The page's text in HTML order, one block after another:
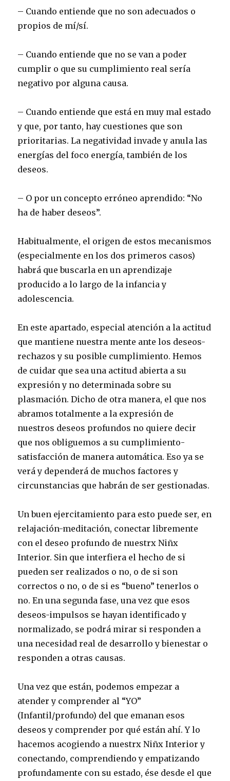
– Cuando entiende que no son adecuados o
propios de mí/sí.
– Cuando entiende que no se van a poder
cumplir o que su cumplimiento real sería
negativo por alguna causa.
– Cuando entiende que está en muy mal estado
y que, por tanto, hay cuestiones que son
prioritarias. La negatividad invade y anula las
energías del foco energía, también de los
deseos.
– O por un concepto erróneo aprendido: “No
ha de haber deseos”.
Habitualmente, el origen de estos mecanismos
(especialmente en los dos primeros casos)
habrá que buscarla en un aprendizaje
producido a lo largo de la infancia y
adolescencia.
En este apartado, especial atención a la actitud
que mantiene nuestra mente ante los deseos-
rechazos y su posible cumplimiento. Hemos
de cuidar que sea una actitud abierta a su
expresión y no determinada sobre su
plasmación. Dicho de otra manera, el que nos
abramos totalmente a la expresión de
nuestros deseos profundos no quiere decir
que nos obliguemos a su cumplimiento-
satisfacción de manera automática. Eso ya se
verá y dependerá de muchos factores y
circunstancias que habrán de ser gestionadas.
Un buen ejercitamiento para esto puede ser, en
relajación-meditación, conectar libremente
con el deseo profundo de nuestrx Niñx
Interior. Sin que interfiera el hecho de si
pueden ser realizados o no, o de si son
correctos o no, o de si es “bueno” tenerlos o
no. En una segunda fase, una vez que esos
deseos-impulsos se hayan identificado y
normalizado, se podrá mirar si responden a
una necesidad real de desarrollo y bienestar o
responden a otras causas.
Una vez que están, podemos empezar a
atender y comprender al “YO”
(Infantil/profundo) del que emanan esos
deseos y comprender por qué están ahí. Y lo
hacemos acogiendo a nuestrx Niñx Interior y
conectando, comprendiendo y empatizando
profundamente con su estado, ése desde el que